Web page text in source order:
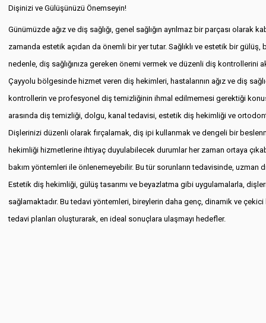
Dişinizi ve Gülüşünüzü Önemseyin!
Günümüzde ağız ve diş sağlığı, genel sağlığın ayrılmaz bir parçası
zamanda estetik açıdan da önemli bir yer tutar. Sağlıklı ve estetik bir
nedenle, diş sağlığınıza gereken önemi vermek ve düzenli diş kontrollerini
Çayyolu bölgesinde hizmet veren diş hekimleri, hastalarının ağız ve diş
kontrollerin ve profesyonel diş temizliğinin ihmal edilmemesi gerektiği
arasında diş temizliği, dolgu, kanal tedavisi, estetik diş hekimliği ve
Dişlerinizi düzenli olarak fırçalamak, diş ipi kullanmak ve dengeli bir
hekimliği hizmetlerine ihtiyaç duyulabilecek durumlar her zaman ortaya
bakım yöntemleri ile önlenemeyebilir. Bu tür sorunların tedavisinde,
Estetik diş hekimliği, gülüş tasarımı ve beyazlatma gibi uygulamalarla,
sağlamaktadır. Bu tedavi yöntemleri, bireylerin daha genç, dinamik ve çekici
tedavi planları oluşturarak, en ideal sonuçlara ulaşmayı hedefler.